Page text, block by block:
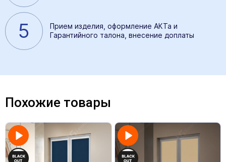
5
Прием изделия, оформление АКТа и
Гарантийного талона, внесение доплаты
Похожие товары